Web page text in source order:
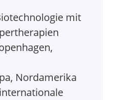
mit
Nordamerika